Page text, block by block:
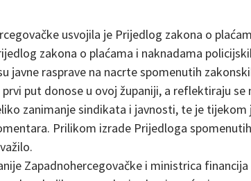
usvojila je Prijedlog zakona o
zakona o plaćama i naknadama
javne rasprave na nacrte spomenutih
put donose u ovoj županiji, a reflektiraju se
zanimanje sindikata i javnosti, te je tijekom
Prilikom izrade Prijedloga
Zapadnohercegovačke i ministrica financija